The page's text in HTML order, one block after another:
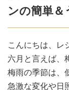
ンの簡単＆
こんにちは、レ
六月と言えば、
梅雨の季節は、
急激な変化や日